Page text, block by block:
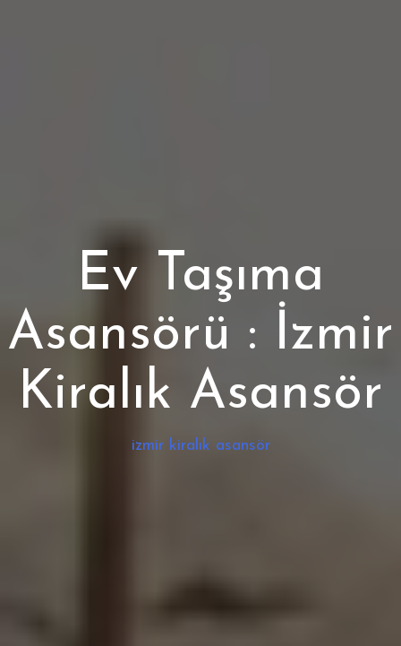
Ev Taşıma
Asansörü : İzmir
Kiralık Asansör
izmir kiralık asansör